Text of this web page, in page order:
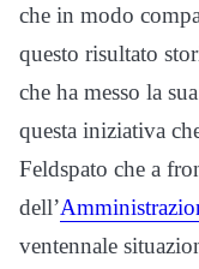
che in modo
questo risultato
che ha messo la
questa iniziativa
Feldspato che a
dell’
ventennale